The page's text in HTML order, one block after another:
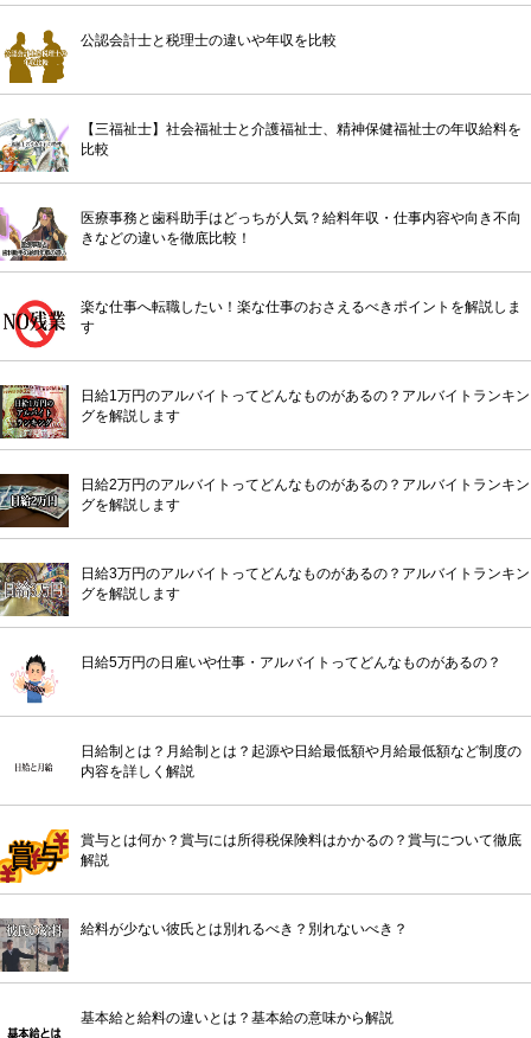
公認会計士と税理士の違いや年収を比較
【三福祉士】社会福祉士と介護福祉士、精神保健福祉士の年収給料を
比較
医療事務と歯科助手はどっちが人気？給料年収・仕事内容や向き不向
きなどの違いを徹底比較！
楽な仕事へ転職したい！楽な仕事のおさえるべきポイントを解説しま
す
日給1万円のアルバイトってどんなものがあるの？アルバイトランキン
グを解説します
日給2万円のアルバイトってどんなものがあるの？アルバイトランキン
グを解説します
日給3万円のアルバイトってどんなものがあるの？アルバイトランキン
グを解説します
日給5万円の日雇いや仕事・アルバイトってどんなものがあるの？
日給制とは？月給制とは？起源や日給最低額や月給最低額など制度の
内容を詳しく解説
賞与とは何か？賞与には所得税保険料はかかるの？賞与について徹底
解説
給料が少ない彼氏とは別れるべき？別れないべき？
基本給と給料の違いとは？基本給の意味から解説